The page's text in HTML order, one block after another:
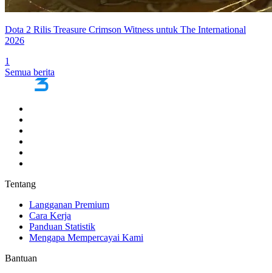
Dota 2 Rilis Treasure Crimson Witness untuk The International
2026
1
Semua berita
Tentang
Langganan Premium
Cara Kerja
Panduan Statistik
Mengapa Mempercayai Kami
Bantuan